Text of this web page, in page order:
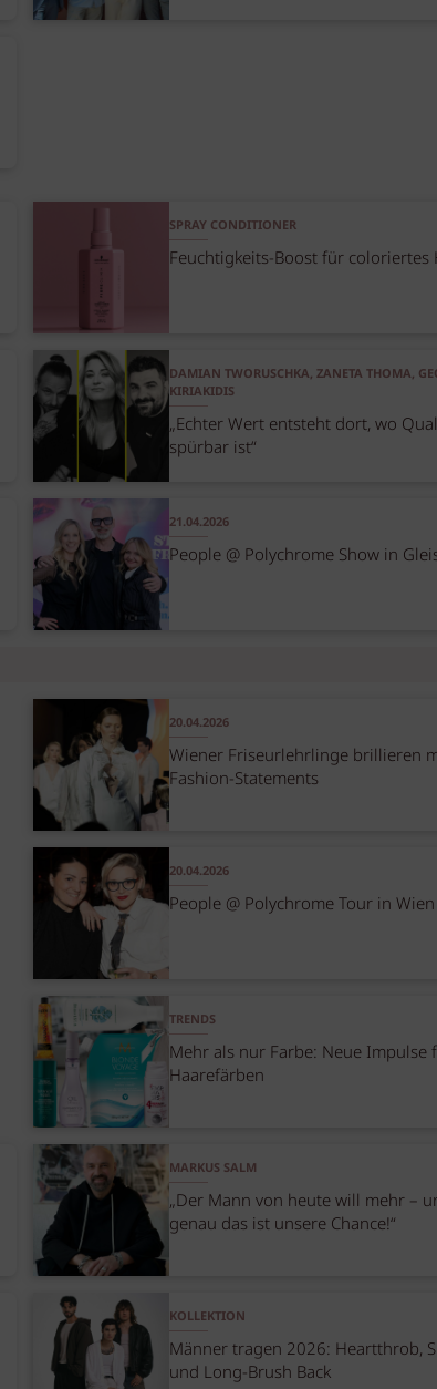
SPRAY CONDITIONER
Feuchtigkeits-Boost für coloriertes
DAMIAN TWORUSCHKA, ZANETA THOMA,
KIRIAKIDIS
„Echter Wert entsteht dort, wo
spürbar ist“
21.04.2026
People @ Polychrome Show in
20.04.2026
Wiener Friseurlehrlinge brillieren
Fashion-Statements
20.04.2026
People @ Polychrome Tour in Wien
TRENDS
Mehr als nur Farbe: Neue Impulse
Haarefärben
MARKUS SALM
„Der Mann von heute will mehr –
genau das ist unsere Chance!“
KOLLEKTION
Männer tragen 2026: Heartthrob,
und Long-Brush Back